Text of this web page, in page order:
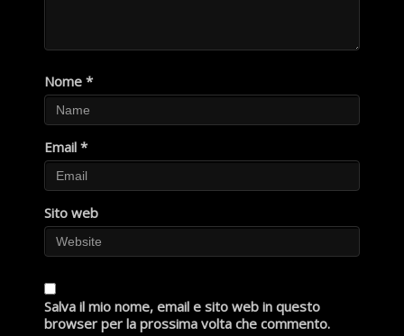
Nome *
Email *
Sito web
Salva il mio nome, email e sito web in questo
browser per la prossima volta che commento.